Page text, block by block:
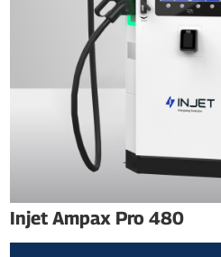
Injet Ampax Pro 480